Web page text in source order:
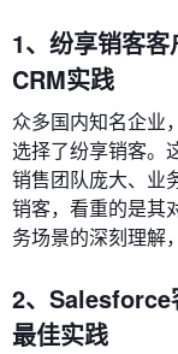
1、纷享销客
CRM实践
众多国内知名企业
选择了纷享销客。
销售团队庞大、业
销客，看重的是其
务场景的深刻理解
2、Salesforce
最佳实践